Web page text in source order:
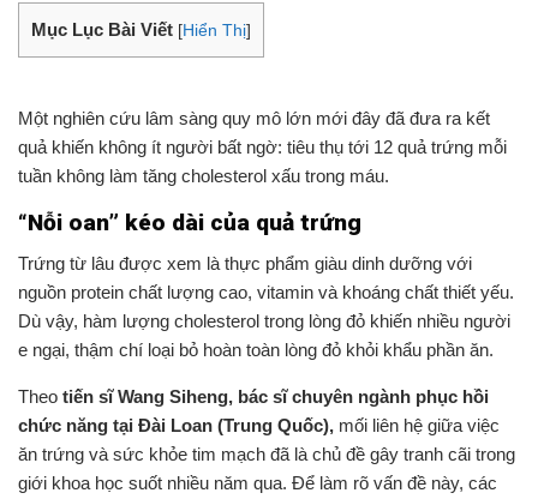
Mục Lục Bài Viết [Hiển Thị]
Một nghiên cứu lâm sàng quy mô lớn mới đây đã đưa ra kết
quả khiến không ít người bất ngờ: tiêu thụ tới 12 quả trứng mỗi
tuần không làm tăng cholesterol xấu trong máu.
“Nỗi oan” kéo dài của quả trứng
Trứng từ lâu được xem là thực phẩm giàu dinh dưỡng với
nguồn protein chất lượng cao, vitamin và khoáng chất thiết yếu.
Dù vậy, hàm lượng cholesterol trong lòng đỏ khiến nhiều người
e ngại, thậm chí loại bỏ hoàn toàn lòng đỏ khỏi khẩu phần ăn.
Theo tiến sĩ Wang Siheng, bác sĩ chuyên ngành phục hồi
chức năng tại Đài Loan (Trung Quốc), mối liên hệ giữa việc
ăn trứng và sức khỏe tim mạch đã là chủ đề gây tranh cãi trong
giới khoa học suốt nhiều năm qua. Để làm rõ vấn đề này, các